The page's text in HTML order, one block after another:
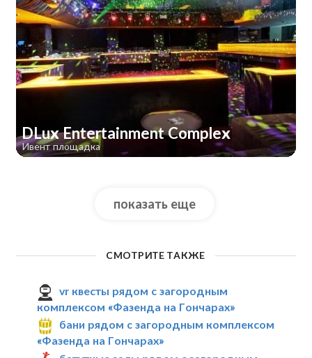
DLux Entertainment Complex
Ивент площадка
показать еще
СМОТРИТЕ ТАКЖЕ
vr квесты рядом с загородным
комплексом «Фазенда на Гончарах»
бани рядом с загородным комплексом
«Фазенда на Гончарах»